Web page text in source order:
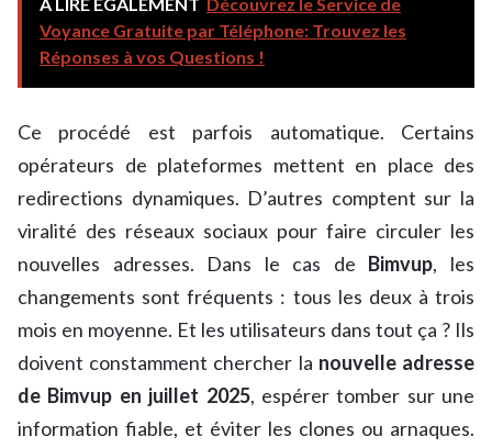
À LIRE ÉGALEMENT Découvrez le Service de
Voyance Gratuite par Téléphone: Trouvez les
Réponses à vos Questions !
Ce procédé est parfois automatique. Certains
opérateurs de plateformes mettent en place des
redirections dynamiques. D’autres comptent sur la
viralité des réseaux sociaux pour faire circuler les
nouvelles adresses. Dans le cas de Bimvup, les
changements sont fréquents : tous les deux à trois
mois en moyenne. Et les utilisateurs dans tout ça ? Ils
doivent constamment chercher la nouvelle adresse
de Bimvup en juillet 2025, espérer tomber sur une
information fiable, et éviter les clones ou arnaques.